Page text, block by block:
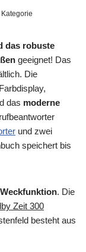
das robuste
geeignet! Das
Die
das moderne
und zwei
speichert bis
. Die
Zeit 300
besteht aus